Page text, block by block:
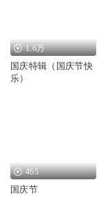
1.6万
国庆特辑（国庆节快
乐）
465
国庆节